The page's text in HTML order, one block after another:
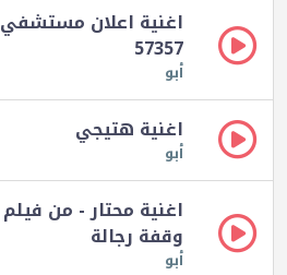
اغنية اعلان مستشفي
57357
أبو
اغنية هتيجي
أبو
اغنية محتار - من فيلم
وقفة رجالة
أبو